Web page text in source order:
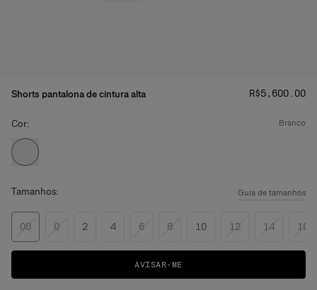
Shorts pantalona de cintura alta Preço:
R$‌5,600.00
Cor: branco
Tamanhos: Guia de tamanhos
00 0 2 4 6 8 10 12 14 16
AVISAR-ME